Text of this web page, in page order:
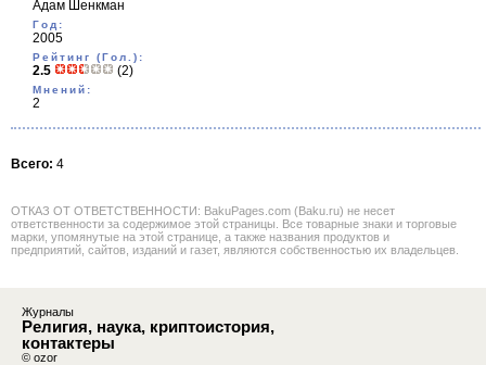
Адам Шенкман
Год:
2005
Рейтинг (Гол.):
2.5 (2)
Мнений:
2
Всего: 4
ОТКАЗ ОТ ОТВЕТСТВЕННОСТИ: BakuPages.com (Baku.ru) не несет
ответственности за содержимое этой страницы. Все товарные знаки и торговые
марки, упомянутые на этой странице, а также названия продуктов и
предприятий, сайтов, изданий и газет, являются собственностью их владельцев.
Журналы
Религия, наука, криптоистория,
контактеры
© ozor